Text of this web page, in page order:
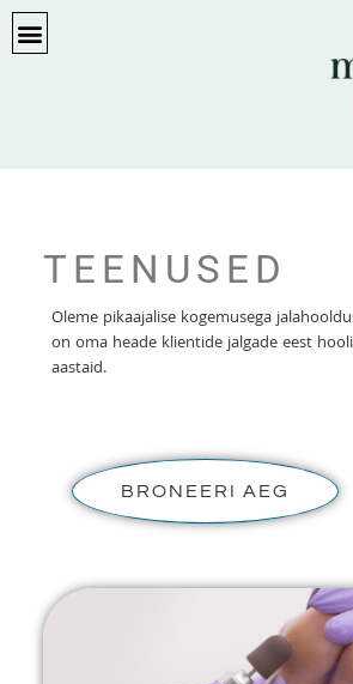
TEENUSED
Oleme pikaajalise kogemusega
on oma heade klientide jalgade eest
aastaid.
BRONEERI AEG